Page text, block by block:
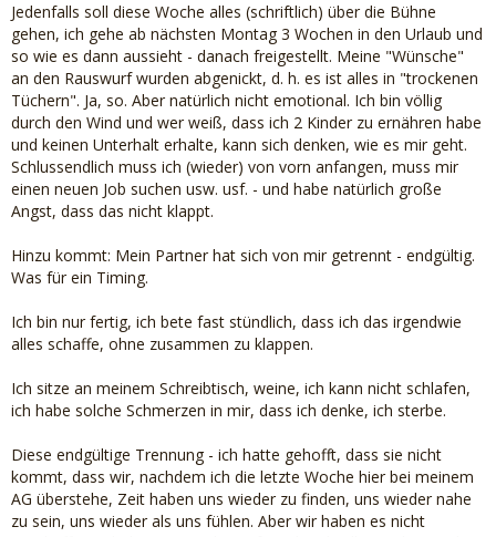
Jedenfalls soll diese Woche alles (schriftlich) über die Bühne
gehen, ich gehe ab nächsten Montag 3 Wochen in den Urlaub und
so wie es dann aussieht - danach freigestellt. Meine "Wünsche"
an den Rauswurf wurden abgenickt, d. h. es ist alles in "trockenen
Tüchern". Ja, so. Aber natürlich nicht emotional. Ich bin völlig
durch den Wind und wer weiß, dass ich 2 Kinder zu ernähren habe
und keinen Unterhalt erhalte, kann sich denken, wie es mir geht.
Schlussendlich muss ich (wieder) von vorn anfangen, muss mir
einen neuen Job suchen usw. usf. - und habe natürlich große
Angst, dass das nicht klappt.
Hinzu kommt: Mein Partner hat sich von mir getrennt - endgültig.
Was für ein Timing.
Ich bin nur fertig, ich bete fast stündlich, dass ich das irgendwie
alles schaffe, ohne zusammen zu klappen.
Ich sitze an meinem Schreibtisch, weine, ich kann nicht schlafen,
ich habe solche Schmerzen in mir, dass ich denke, ich sterbe.
Diese endgültige Trennung - ich hatte gehofft, dass sie nicht
kommt, dass wir, nachdem ich die letzte Woche hier bei meinem
AG überstehe, Zeit haben uns wieder zu finden, uns wieder nahe
zu sein, uns wieder als uns fühlen. Aber wir haben es nicht